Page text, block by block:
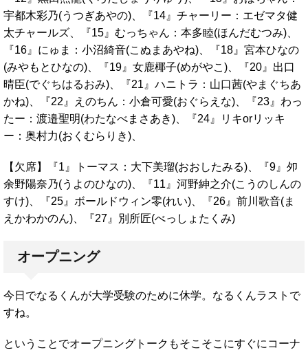
宇都木彩乃(うつぎあやの)、『14』チャーリー：エゼマタ健
太チャールズ、『15』むっちゃん：本多睦(ほんだむつみ)、
『16』にゅま：小沼綺音(こぬまあやね)、『18』宮本ひなの
(みやもとひなの)、『19』女鹿椰子(めがやこ)、『20』出口
晴臣(でぐちはるおみ)、『21』ハニトラ：山口茜(やまぐちあ
かね)、『22』えのちん：小倉可愛(おぐらえな)、『23』わっ
たー：渡邉聖明(わたなべまさあき)、『24』リキorリッキ
ー：奥村力(おくむらりき)、
【欠席】『1』トーマス：大下美瑠(おおしたみる)、『9』夘
余野陽奈乃(うよのひなの)、『11』河野紳之介(こうのしんの
すけ)、『25』ボールドウィン零(れい)、『26』前川歌音(ま
えかわかのん)、『27』別所匠(べっしょたくみ)
オープニング
今日でなるくんが大学受験のために休学。なるくんラストで
すね。
ということでオープニングトークもそこそこにすぐにコーナ